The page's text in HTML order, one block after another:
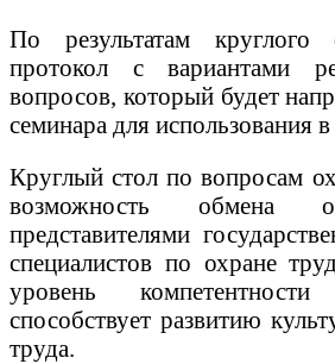
По результатам круглого
протокол с вариантами
вопросов, который будет
семинара для использования в
Круглый стол по вопросам
возможность обмена
представителями
специалистов по охране
уровень
способствует развитию
труда.